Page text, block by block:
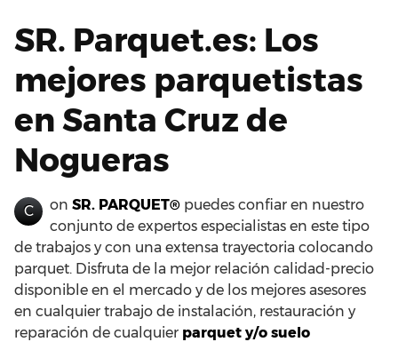
SR. Parquet.es: Los
mejores parquetistas
en Santa Cruz de
Nogueras
C on SR. PARQUET® puedes confiar en nuestro
conjunto de expertos especialistas en este tipo
de trabajos y con una extensa trayectoria colocando
parquet. Disfruta de la mejor relación calidad-precio
disponible en el mercado y de los mejores asesores
en cualquier trabajo de instalación, restauración y
reparación de cualquier parquet y/o suelo